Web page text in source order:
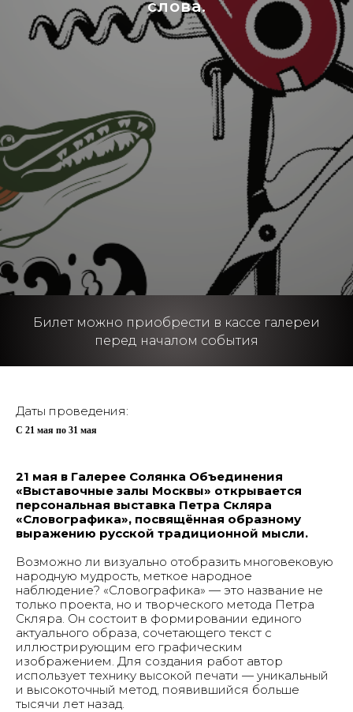
слова.
Билет можно приобрести в кассе галереи
перед началом события
Даты проведения:
С 21 мая по 31 мая
21 мая в Галерее Солянка Объединения
«Выставочные залы Москвы» открывается
персональная выставка Петра Скляра
«Словографика», посвящённая образному
выражению русской традиционной мысли.
Возможно ли визуально отобразить многовековую
народную мудрость, меткое народное
наблюдение? «Словографика» ­— это название не
только проекта, но и творческого метода Петра
Скляра. Он состоит в формировании единого
актуального образа, сочетающего текст с
иллюстрирующим его графическим
изображением. Для создания работ автор
использует технику высокой печати — уникальный
и высокоточный метод, появившийся больше
тысячи лет назад.